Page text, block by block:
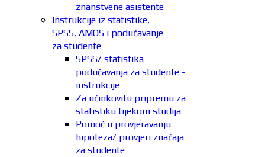
znanstvene asistente
Instrukcije iz statistike,
SPSS, AMOS i podučavanje
za studente
SPSS/ statistika
podučavanja za studente -
instrukcije
Za učinkovitu pripremu za
statistiku tijekom studija
Pomoć u provjeravanju
hipoteza/ provjeri značaja
za studente